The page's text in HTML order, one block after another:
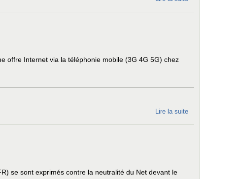
CONTROL
offre Internet via la téléphonie mobile (3G 4G 5G) chez
Lire la suite
nouvelle
se sont exprimés contre la neutralité du Net devant le